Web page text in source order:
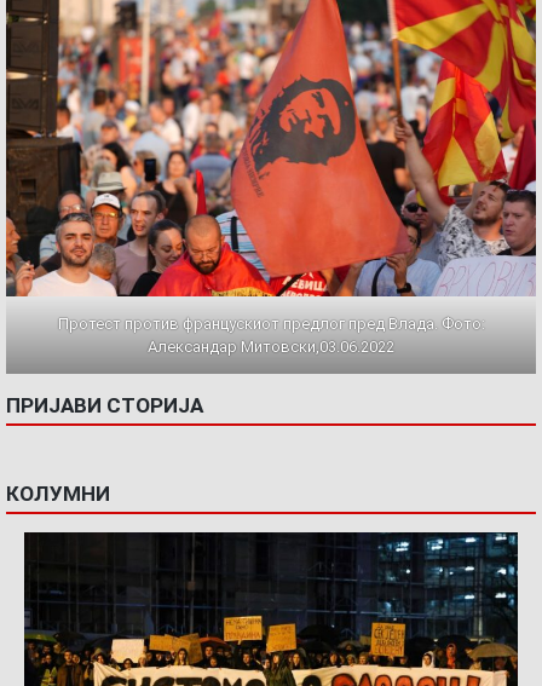
Протест против францускиот предлог пред Влада. Фото:
Александар Митовски,03.06.2022
ПРИЈАВИ СТОРИЈА
КОЛУМНИ